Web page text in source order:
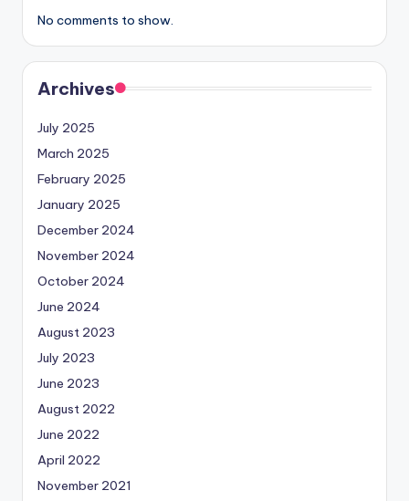
No comments to show.
Archives
July 2025
March 2025
February 2025
January 2025
December 2024
November 2024
October 2024
June 2024
August 2023
July 2023
June 2023
August 2022
June 2022
April 2022
November 2021